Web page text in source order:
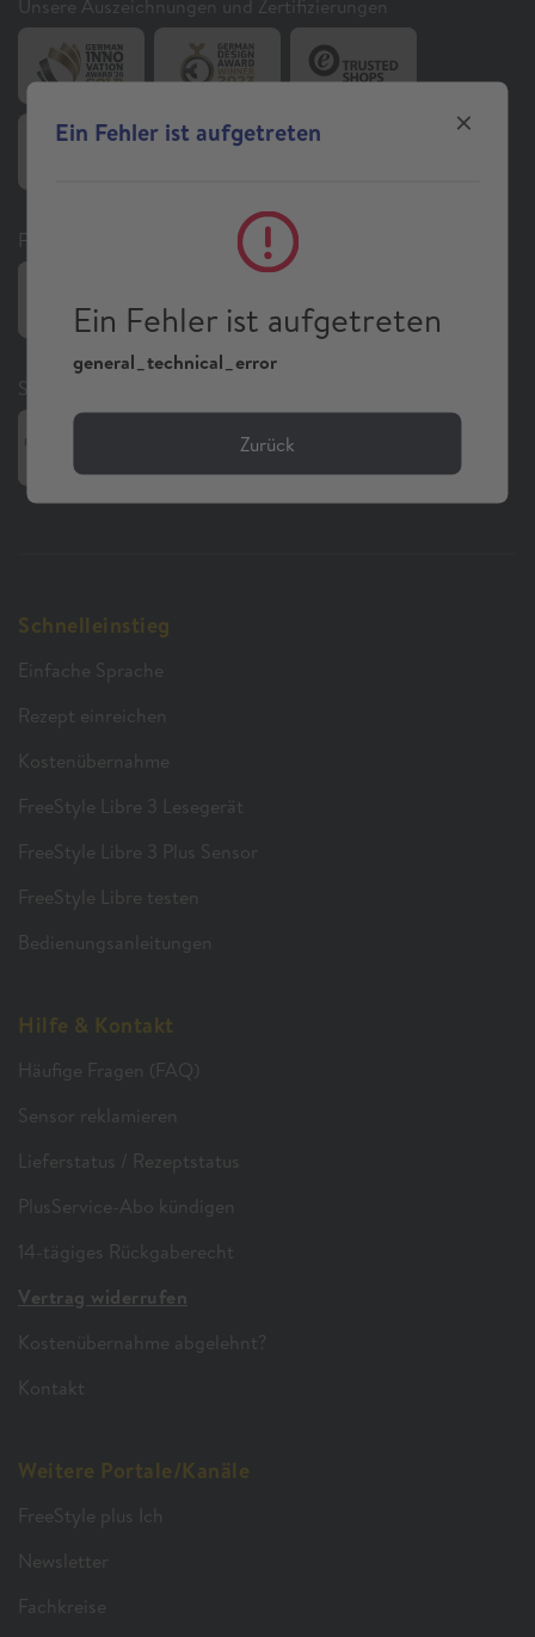
Unsere Auszeichnungen und Zertifizierungen
Folgen Sie uns auf Social Media
Sonstiges
Schnelleinstieg
Einfache Sprache
Rezept einreichen
Kostenübernahme
FreeStyle Libre 3 Lesegerät
FreeStyle Libre 3 Plus Sensor
FreeStyle Libre testen
Bedienungsanleitungen
Hilfe & Kontakt
Häufige Fragen (FAQ)
Sensor reklamieren
Lieferstatus / Rezeptstatus
PlusService-Abo kündigen
14-tägiges Rückgaberecht
Vertrag widerrufen
Kostenübernahme abgelehnt?
Kontakt
Weitere Portale/Kanäle
FreeStyle plus Ich
Newsletter
Fachkreise
Ein Fehler ist aufgetreten
Ein Fehler ist aufgetreten
general_technical_error
Zurück